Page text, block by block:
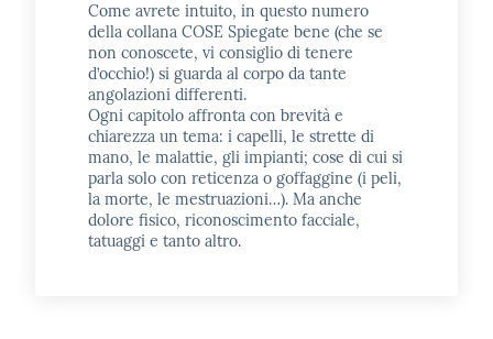
Come avrete intuito, in questo numero
della collana COSE Spiegate bene (che se
non conoscete, vi consiglio di tenere
d’occhio!) si guarda al corpo da tante
angolazioni differenti.
Ogni capitolo affronta con brevità e
chiarezza un tema: i capelli, le strette di
mano, le malattie, gli impianti; cose di cui si
parla solo con reticenza o goffaggine (i peli,
la morte, le mestruazioni…). Ma anche
dolore fisico, riconoscimento facciale,
tatuaggi e tanto altro.